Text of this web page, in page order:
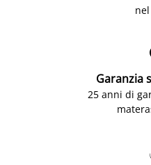
Garanzia
25 anni di